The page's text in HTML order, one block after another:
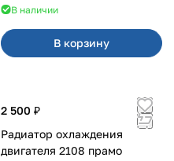
В наличии
В корзину
2 500 ₽
Радиатор охлаждения
двигателя 2108 прамо